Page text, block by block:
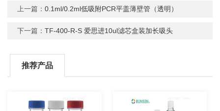
上一篇：0.1ml/0.2ml低吸附PCR平盖薄壁管（透明）
下一篇：TF-400-R-S 爱思进10ul滤芯盒装加长吸头
推荐产品